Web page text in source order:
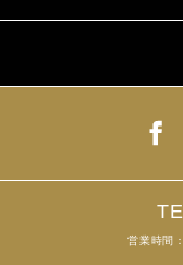
営業時間